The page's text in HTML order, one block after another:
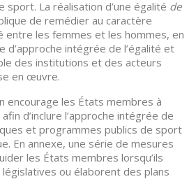
sport. La réalisation d’une égalité de
de remédier au caractère
entre les femmes et les hommes, en
intégrée de l’égalité et
des institutions et des acteurs
en œuvre.
encourage les États membres à
d’inclure l’approche intégrée de
et programmes publics de sport
En annexe, une série de mesures
les États membres lorsqu’ils
ou élaborent des plans